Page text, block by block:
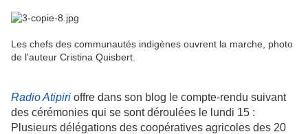
Les chefs des communautés indigènes ouvrent la marche, photo
de l'auteur Cristina Quisbert.
Radio Atipiri offre dans son blog le compte-rendu suivant
des cérémonies qui se sont déroulées le lundi 15 :
Plusieurs délégations des coopératives agricoles des 20